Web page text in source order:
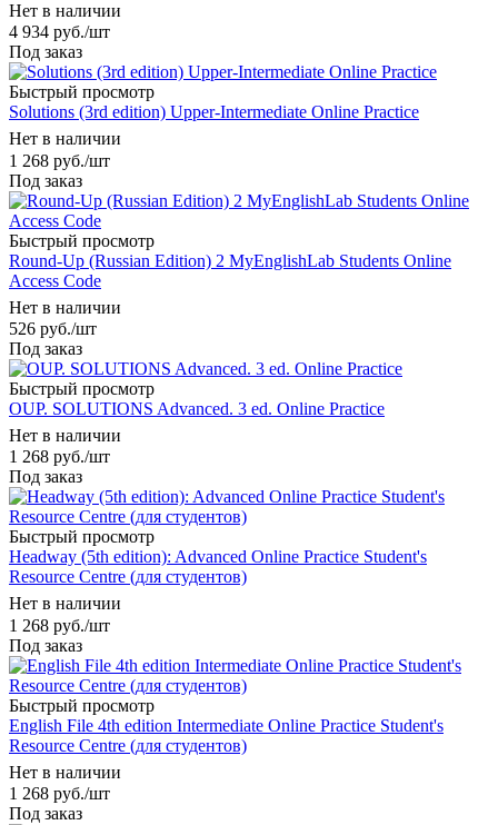
Нет в наличии
4 934 руб./шт
Под заказ
Быстрый просмотр
Solutions (3rd edition) Upper-Intermediate Online Practice
Нет в наличии
1 268 руб./шт
Под заказ
Быстрый просмотр
Round-Up (Russian Edition) 2 MyEnglishLab Students Online
Access Code
Нет в наличии
526 руб./шт
Под заказ
Быстрый просмотр
OUP. SOLUTIONS Advanced. 3 ed. Online Practice
Нет в наличии
1 268 руб./шт
Под заказ
Быстрый просмотр
Headway (5th edition): Advanced Online Practice Student's
Resource Centre (для студентов)
Нет в наличии
1 268 руб./шт
Под заказ
Быстрый просмотр
English File 4th edition Intermediate Online Practice Student's
Resource Centre (для студентов)
Нет в наличии
1 268 руб./шт
Под заказ